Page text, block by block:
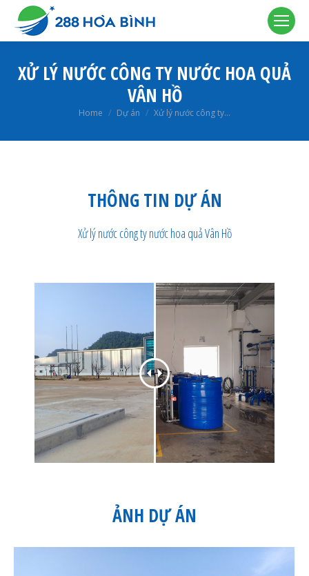
XỬ LÝ NƯỚC CÔNG TY NƯỚC HOA QUẢ
VÂN HỒ
You are here:
Home Dự án Xử lý nước công ty…
THÔNG TIN DỰ ÁN
Xử lý nước công ty nước hoa quả Vân Hồ
ẢNH DỰ ÁN